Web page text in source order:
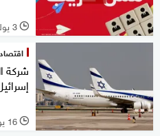
l 3 يوليو 2025
اقتصاد
شركة
l 16 يونيو 2025